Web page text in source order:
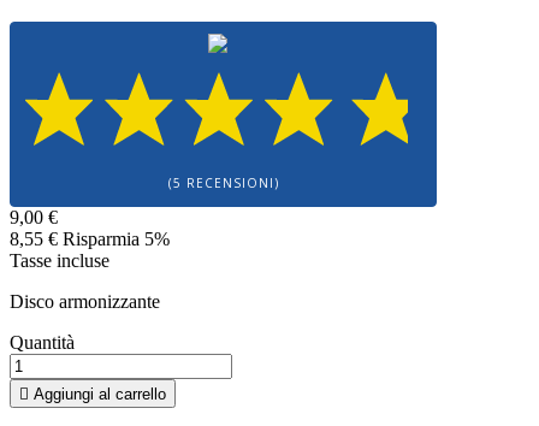
(5 RECENSIONI)
9,00 €
8,55 € Risparmia 5%
Tasse incluse
Disco armonizzante
Quantità
 Aggiungi al carrello